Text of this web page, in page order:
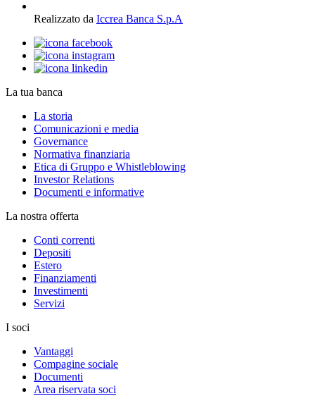
Realizzato da Iccrea Banca S.p.A
La tua banca
La storia
Comunicazioni e media
Governance
Normativa finanziaria
Etica di Gruppo e Whistleblowing
Investor Relations
Documenti e informative
La nostra offerta
Conti correnti
Depositi
Estero
Finanziamenti
Investimenti
Servizi
I soci
Vantaggi
Compagine sociale
Documenti
Area riservata soci